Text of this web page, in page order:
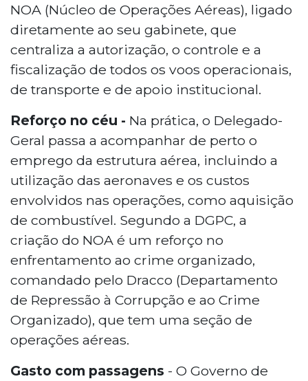
NOA (Núcleo de Operações Aéreas), ligado
diretamente ao seu gabinete, que
centraliza a autorização, o controle e a
fiscalização de todos os voos operacionais,
de transporte e de apoio institucional.
Reforço no céu - Na prática, o Delegado-
Geral passa a acompanhar de perto o
emprego da estrutura aérea, incluindo a
utilização das aeronaves e os custos
envolvidos nas operações, como aquisição
de combustível. Segundo a DGPC, a
criação do NOA é um reforço no
enfrentamento ao crime organizado,
comandado pelo Dracco (Departamento
de Repressão à Corrupção e ao Crime
Organizado), que tem uma seção de
operações aéreas.
Gasto com passagens - O Governo de